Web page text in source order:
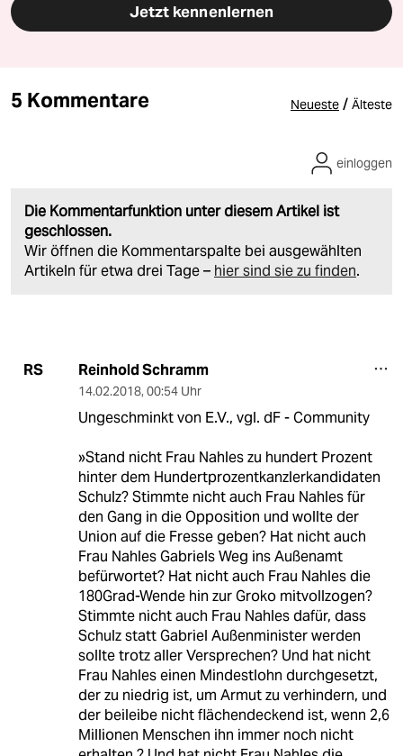
Jetzt kennenlernen
5 Kommentare Neueste / Älteste
Die Kommentarfunktion unter diesem Artikel ist
geschlossen.
Wir öffnen die Kommentarspalte bei ausgewählten
Artikeln für etwa drei Tage – hier sind sie zu finden.
einloggen
RS Reinhold Schramm
14.02.2018, 00:54 Uhr
Ungeschminkt von E.V., vgl. dF - Community
»Stand nicht Frau Nahles zu hundert Prozent
hinter dem Hundertprozentkanzlerkandidaten
Schulz? Stimmte nicht auch Frau Nahles für
den Gang in die Opposition und wollte der
Union auf die Fresse geben? Hat nicht auch
Frau Nahles Gabriels Weg ins Außenamt
befürwortet? Hat nicht auch Frau Nahles die
180Grad-Wende hin zur Groko mitvollzogen?
Stimmte nicht auch Frau Nahles dafür, dass
Schulz statt Gabriel Außenminister werden
sollte trotz aller Versprechen? Und hat nicht
Frau Nahles einen Mindestlohn durchgesetzt,
der zu niedrig ist, um Armut zu verhindern, und
der beileibe nicht flächendeckend ist, wenn 2,6
Millionen Menschen ihn immer noch nicht